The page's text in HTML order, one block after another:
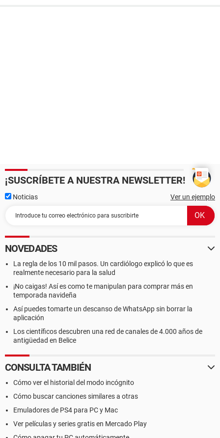
¡SUSCRÍBETE A NUESTRA NEWSLETTER!
Noticias Ver un ejemplo
NOVEDADES
La regla de los 10 mil pasos. Un cardiólogo explicó lo que es
realmente necesario para la salud
¡No caigas! Así es como te manipulan para comprar más en
temporada navideña
Así puedes tomarte un descanso de WhatsApp sin borrar la
aplicación
Los científicos descubren una red de canales de 4.000 años de
antigüedad en Belice
CONSULTA TAMBIÉN
Cómo ver el historial del modo incógnito
Cómo buscar canciones similares a otras
Emuladores de PS4 para PC y Mac
Ver películas y series gratis en Mercado Play